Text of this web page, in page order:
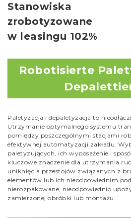
Stanowiska
zrobotyzowane
w leasingu 102%
Robotisierte
Paletyzacja i depaletyzacja to
Utrzymanie optymalnego systemu
pomiędzy poszczególnymi stacjami
efektywnej automatyzacji zakładu.
paletyzujących, ich wyposażenie i
kluczowe znaczenie dla utrzymania
uniknięcia przestojów związanych z
elementów lub ich nieodpowiednim
nierozpakowane, nieodpowiednio
zamierzonej obróbki lub montażu.